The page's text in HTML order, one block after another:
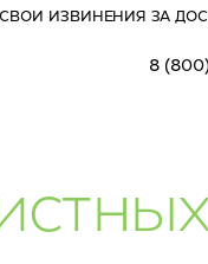
ИЗВИНЕНИЯ ЗА
8